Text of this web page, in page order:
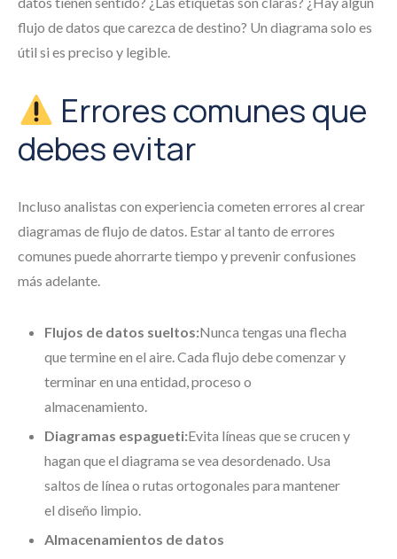
flujo de datos que carezca de destino? Un diagrama solo es
útil si es preciso y legible.
Errores comunes que
debes evitar
Incluso analistas con experiencia cometen errores al crear
diagramas de flujo de datos. Estar al tanto de errores
comunes puede ahorrarte tiempo y prevenir confusiones
más adelante.
Flujos de datos sueltos:Nunca tengas una flecha
que termine en el aire. Cada flujo debe comenzar y
terminar en una entidad, proceso o
almacenamiento.
Diagramas espagueti:Evita líneas que se crucen y
hagan que el diagrama se vea desordenado. Usa
saltos de línea o rutas ortogonales para mantener
el diseño limpio.
Almacenamientos de datos